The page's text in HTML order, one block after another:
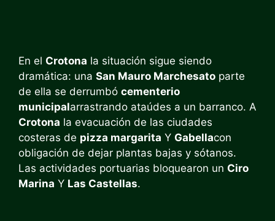
En el Crotona la situación sigue siendo
dramática: una San Mauro Marchesato parte
de ella se derrumbó cementerio
municipalarrastrando ataúdes a un barranco. A
Crotona la evacuación de las ciudades
costeras de pizza margarita Y Gabellacon
obligación de dejar plantas bajas y sótanos.
Las actividades portuarias bloquearon un Ciro
Marina Y Las Castellas.